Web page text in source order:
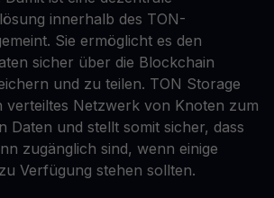
innerhalb des TON-
Sie ermöglicht es den
sicher über die Blockchain
und zu teilen. TON Storage
verteiltes Netzwerk von Knoten zum
Daten und stellt somit sicher, dass
zugänglich sind, wenn einige
Verfügung stehen sollten.